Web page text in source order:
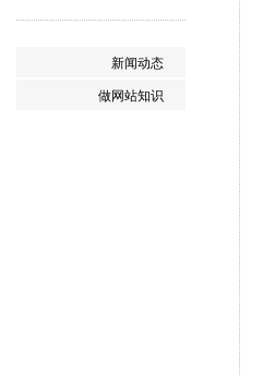
新闻动态
做网站知识